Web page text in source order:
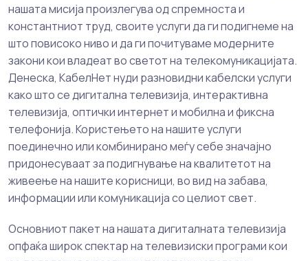
нашата мисија произлегува од спремноста и
константниот труд, своите услуги да ги подигнeме на
што повисоко ниво и да ги почитуваме модерните
закони кои владеат во светот на телекомуникацијата.
Денеска, КабелНет нуди разновидни кабелски услуги
како што се дигитална телевизија, интерактивна
телевизија, оптички интернет и мобилна и фиксна
телефонија. Користењето на нашите услуги
поединечно или комбинирано меѓу себе значајно
придонесуваат за подигнување на квалитетот на
живеење на нашите корисници, во вид на забава,
информации или комуникација со целиот свет.
Основниот пакет на нашата дигиталната телевизија
опфаќа широк спектар на телевизиски програми кои